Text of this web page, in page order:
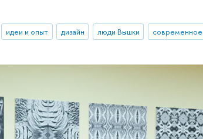
идеи и опыт дизайн люди Вышки современное